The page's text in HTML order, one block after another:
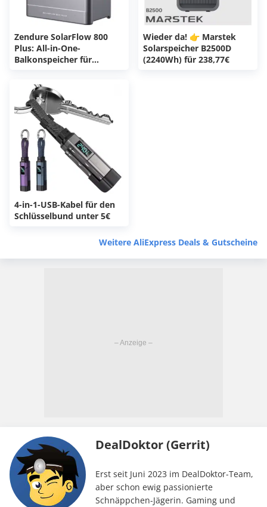
Zendure SolarFlow 800
Plus: All-in-One-
Balkonspeicher für
Wieder da! 👉 Marstek
Solarspeicher B2500D
(2240Wh) für 238,77€
4-in-1-USB-Kabel für den
Schlüsselbund unter 5€
Weitere AliExpress Deals & Gutscheine
DealDoktor (Gerrit)
Erst seit Juni 2023 im DealDoktor-Team,
aber schon ewig passionierte
Schnäppchen-Jägerin. Gaming und